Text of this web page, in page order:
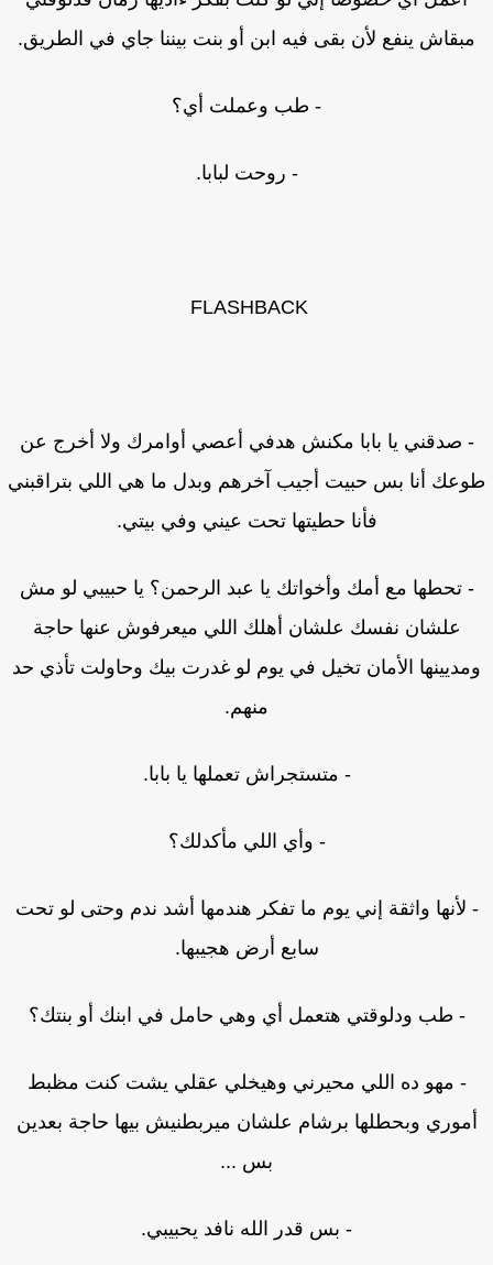
ينفع لأن بقى فيه ابن أو بنت بيننا جاي في الطريق.
- طب وعملت أي؟
- روحت لبابا.
FLASHBACK
- صدقني يا بابا مكنش هدفي أعصي أوامرك ولا أخرج عن
أنا بس حبيت أجيب آخرهم وبدل ما هي اللي بتراقبني
فأنا حطيتها تحت عيني وفي بيتي.
- تحطها مع أمك وأخواتك يا عبد الرحمن؟ يا حبيبي لو مش
علشان نفسك علشان أهلك اللي ميعرفوش عنها حاجة
الأمان تخيل في يوم لو غدرت بيك وحاولت تأذي حد
منهم.
- متستجراش تعملها يا بابا.
- وأي اللي مأكدلك؟
لأنها واثقة إني يوم ما تفكر هندمها أشد ندم وحتى لو تحت
سابع أرض هجيبها.
- طب ودلوقتي هتعمل أي وهي حامل في ابنك أو بنتك؟
- مهو ده اللي محيرني وهيخلي عقلي يشت كنت مظبط
وبحطلها برشام علشان ميربطنيش بيها حاجة بعدين
بس ...
- بس قدر الله نافد يحبيبي.